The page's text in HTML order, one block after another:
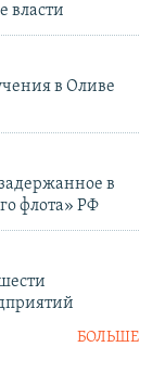
власти
в Оливе
в
флота» РФ
БОЛЬШЕ